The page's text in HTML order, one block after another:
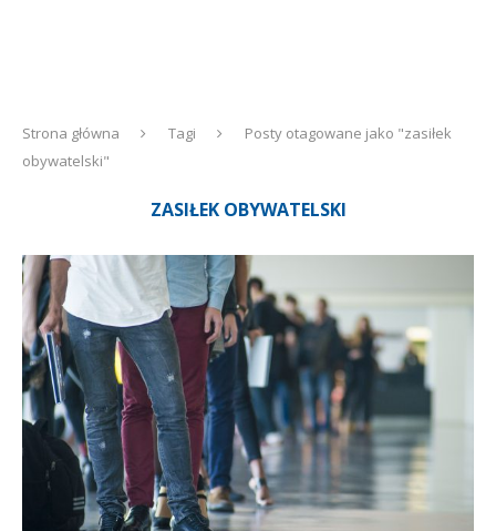
Strona główna Tagi
Posty otagowane jako "zasiłek
obywatelski"
ZASIŁEK OBYWATELSKI